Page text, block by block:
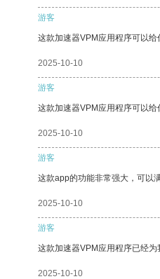
游客
这款加速器VPM应用程序可以给
2025-10-10
游客
这款加速器VPM应用程序可以给
2025-10-10
游客
这款app的功能非常强大，可以
2025-10-10
游客
这款加速器VPM应用程序已经为
2025-10-10